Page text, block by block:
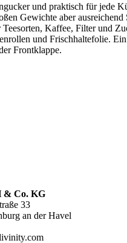
und praktisch für jede
Gewichte aber ausreichend
Teesorten, Kaffee, Filter und
und Frischhaltefolie.
Frontklappe.
& Co. KG
33
an der Havel